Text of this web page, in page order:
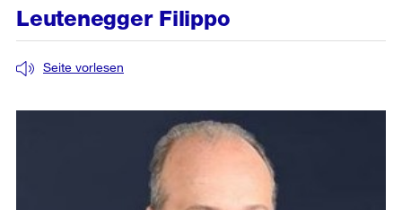
Leutenegger Filippo
Seite vorlesen